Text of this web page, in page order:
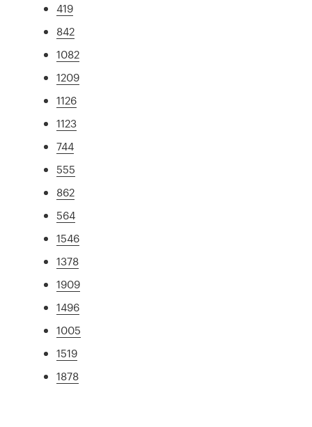
419
842
1082
1209
1126
1123
744
555
862
564
1546
1378
1909
1496
1005
1519
1878